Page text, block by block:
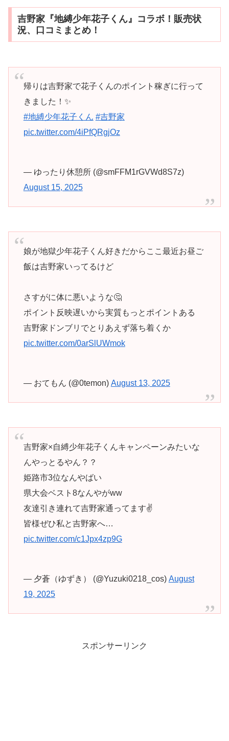
吉野家『地縛少年花子くん』コラボ！販売状
況、口コミまとめ！
帰りは吉野家で花子くんのポイント稼ぎに行って
きました！✨
#地縛少年花子くん #吉野家
pic.twitter.com/4iPfQRgjOz
— ゆったり休憩所 (@smFFM1rGVWd8S7z)
August 15, 2025
娘が地獄少年花子くん好きだからここ最近お昼ご
飯は吉野家いってるけど
さすがに体に悪いような🤔
ポイント反映遅いから実質もっとポイントある
吉野家ドンブリでとりあえず落ち着くか
pic.twitter.com/0arSlUWmok
— おてもん (@0temon) August 13, 2025
吉野家×自縛少年花子くんキャンペーンみたいな
んやっとるやん？？
姫路市3位なんやばい
県大会ベスト8なんやがww
友達引き連れて吉野家通ってます✌
皆様ぜひ私と吉野家へ…
pic.twitter.com/c1Jpx4zp9G
— 夕蒼（ゆずき） (@Yuzuki0218_cos) August
19, 2025
スポンサーリンク